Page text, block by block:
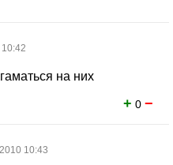
на них
+ 0 −
10:43